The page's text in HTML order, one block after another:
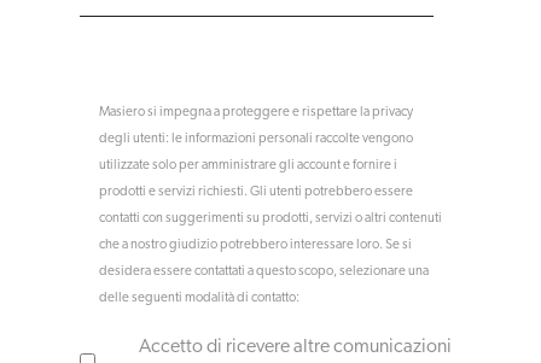
Masiero si impegna a proteggere e rispettare la privacy
degli utenti: le informazioni personali raccolte vengono
utilizzate solo per amministrare gli account e fornire i
prodotti e servizi richiesti. Gli utenti potrebbero essere
contatti con suggerimenti su prodotti, servizi o altri contenuti
che a nostro giudizio potrebbero interessare loro. Se si
desidera essere contattati a questo scopo, selezionare una
delle seguenti modalità di contatto:
Accetto di ricevere altre comunicazioni